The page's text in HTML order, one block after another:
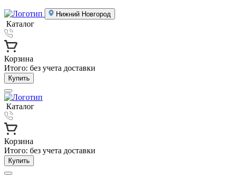
Нижний Новгород
Каталог
Корзина
Итого: без учета доставки
Купить
Каталог
Корзина
Итого: без учета доставки
Купить